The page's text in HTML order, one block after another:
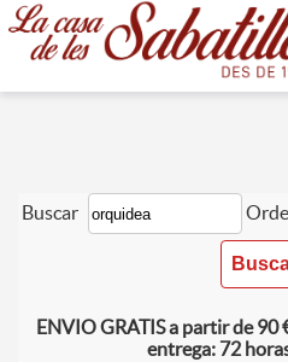
Buscar
ENVIO GRATIS a partir de
entrega: 72